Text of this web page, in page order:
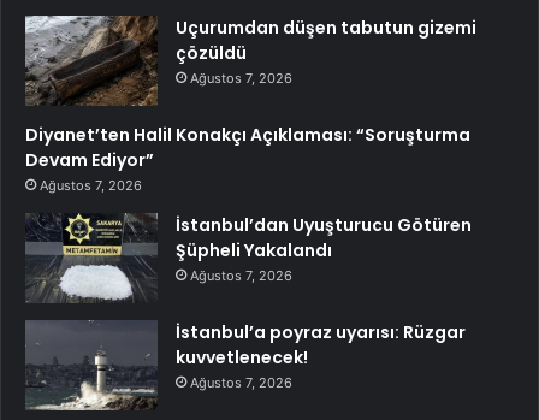
Uçurumdan düşen tabutun gizemi
çözüldü
Ağustos 7, 2026
Diyanet’ten Halil Konakçı Açıklaması: “Soruşturma
Devam Ediyor”
Ağustos 7, 2026
İstanbul’dan Uyuşturucu Götüren
Şüpheli Yakalandı
Ağustos 7, 2026
İstanbul’a poyraz uyarısı: Rüzgar
kuvvetlenecek!
Ağustos 7, 2026